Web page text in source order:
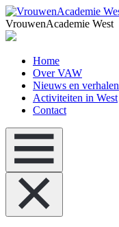
VrouwenAcademie West
Home
Over VAW
Nieuws en verhalen
Activiteiten in West
Contact